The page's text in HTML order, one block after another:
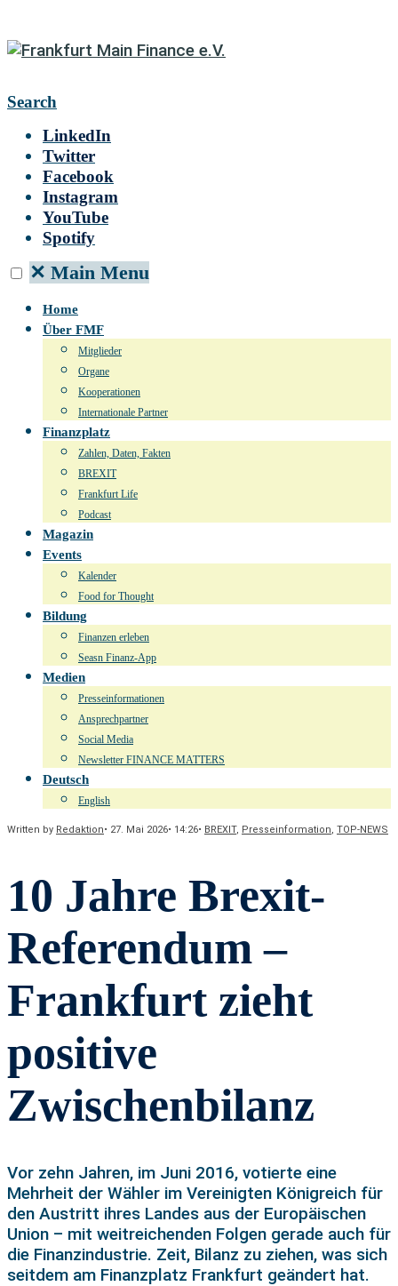
Search
LinkedIn
Twitter
Facebook
Instagram
YouTube
Spotify
✕ Main Menu
Home
Über FMF
Mitglieder
Organe
Kooperationen
Internationale Partner
Finanzplatz
Zahlen, Daten, Fakten
BREXIT
Frankfurt Life
Podcast
Magazin
Events
Kalender
Food for Thought
Bildung
Finanzen erleben
Seasn Finanz-App
Medien
Presseinformationen
Ansprechpartner
Social Media
Newsletter FINANCE MATTERS
Deutsch
English
Written by Redaktion• 27. Mai 2026• 14:26• BREXIT, Presseinformation, TOP-NEWS
10 Jahre Brexit-
Referendum –
Frankfurt zieht
positive
Zwischenbilanz
Vor zehn Jahren, im Juni 2016, votierte eine
Mehrheit der Wähler im Vereinigten Königreich für
den Austritt ihres Landes aus der Europäischen
Union – mit weitreichenden Folgen gerade auch für
die Finanzindustrie. Zeit, Bilanz zu ziehen, was sich
seitdem am Finanzplatz Frankfurt geändert hat.